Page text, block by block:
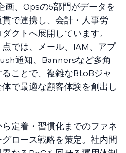
画、Opsの5部門がデータを
で連携し、会計・人事労
クトへ展開しています。
点では、メール、IAM、アプ
通知、Bannersなど多角
ことで、複雑なBtoBジャ
で最適な顧客体験を創出し
定着・習慣化までのファネ
ロース戦略を策定。社内間